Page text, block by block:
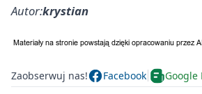
Autor:krystian
Zaobserwuj nas! Facebook Google